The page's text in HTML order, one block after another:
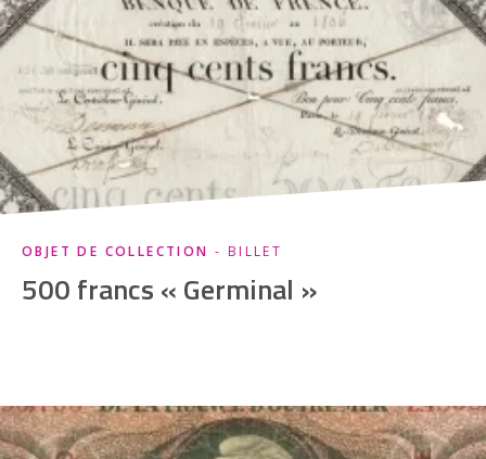
OBJET DE COLLECTION - BILLET
500 francs « Germinal »